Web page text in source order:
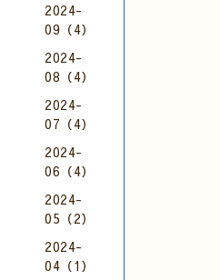
2024-
09（4）
2024-
08（4）
2024-
07（4）
2024-
06（4）
2024-
05（2）
2024-
04（1）